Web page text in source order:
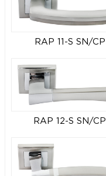
RAP 11-S SN/CP
RAP 12-S SN/CP